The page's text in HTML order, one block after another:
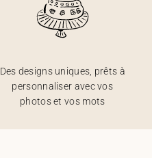
Des designs uniques, prêts à
personnaliser avec vos
photos et vos mots